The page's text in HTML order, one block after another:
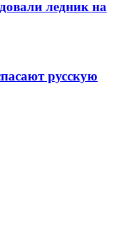
ледник на
русскую